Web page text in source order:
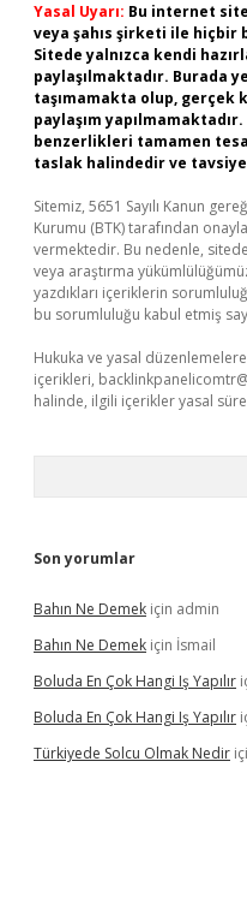
Yasal Uyarı: Bu internet
veya şahıs şirketi ile hiçbir
Sitede yalnızca kendi
paylaşılmaktadır. Burada
taşımamakta olup, gerçek
paylaşım
benzerlikleri tamamen
taslak halindedir ve
Sitemiz, 5651 Sayılı Kanun
Kurumu (BTK) tarafından
vermektedir. Bu nedenle,
veya araştırma
yazdıkları içeriklerin
bu sorumluluğu kabul etmiş
Hukuka ve yasal
içerikleri,
halinde, ilgili içerikler yasal
Son yorumlar
Bahın Ne Demek için admin
Bahın Ne Demek için İsmail
Boluda En Çok Hangi Iş Yapılır
Boluda En Çok Hangi Iş Yapılır
Türkiyede Solcu Olmak Nedir